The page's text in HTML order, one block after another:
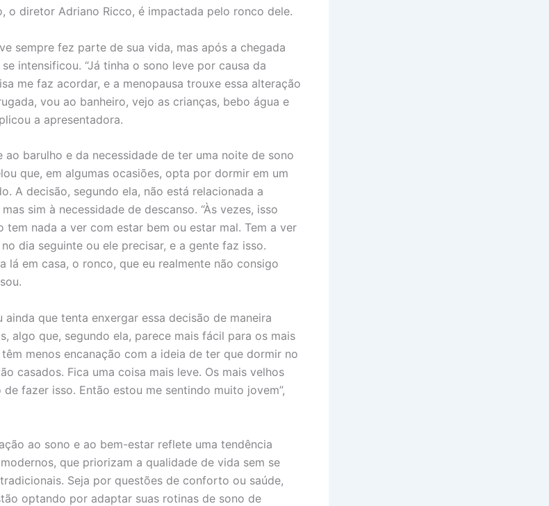
o diretor Adriano Ricco, é impactada pelo ronco dele.
sempre fez parte de sua vida, mas após a chegada
intensificou. “Já tinha o sono leve por causa da
me faz acordar, e a menopausa trouxe essa alteração
vou ao banheiro, vejo as crianças, bebo água e
a apresentadora.
ao barulho e da necessidade de ter uma noite de sono
que, em algumas ocasiões, opta por dormir em um
A decisão, segundo ela, não está relacionada a
sim à necessidade de descanso. “Às vezes, isso
tem nada a ver com estar bem ou estar mal. Tem a ver
dia seguinte ou ele precisar, e a gente faz isso.
lá em casa, o ronco, que eu realmente não consigo
que tenta enxergar essa decisão de maneira
algo que, segundo ela, parece mais fácil para os mais
têm menos encanação com a ideia de ter que dormir no
casados. Fica uma coisa mais leve. Os mais velhos
fazer isso. Então estou me sentindo muito jovem”,
ao sono e ao bem-estar reflete uma tendência
que priorizam a qualidade de vida sem se
Seja por questões de conforto ou saúde,
optando por adaptar suas rotinas de sono de